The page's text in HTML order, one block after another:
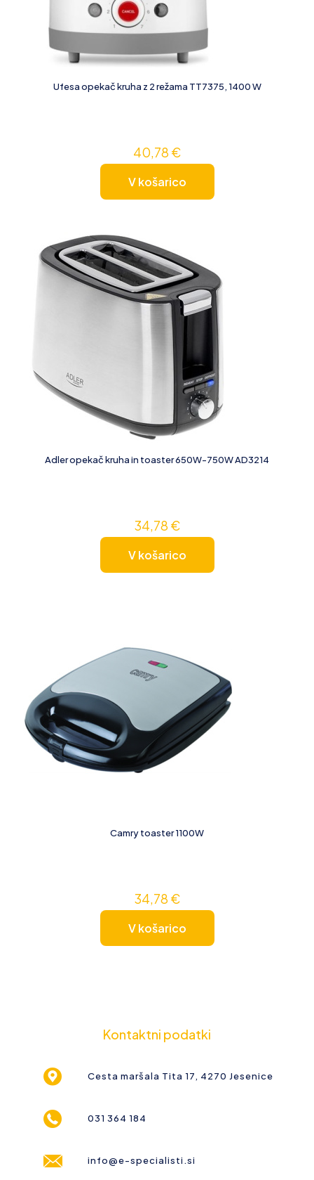
Ufesa opekač kruha z 2 režama TT7375, 1400 W
40,78 €
V košarico
Adler opekač kruha in toaster 650W-750W AD3214
34,78 €
V košarico
Camry toaster 1100W
34,78 €
V košarico
Kontaktni podatki
Cesta maršala Tita 17, 4270 Jesenice
031 364 184
info@e-specialisti.si